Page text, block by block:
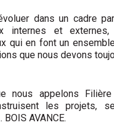
dans un cadre
internes et externes,
qui en font un
que nous devons
nous appelons
les projets,
AVANCE.